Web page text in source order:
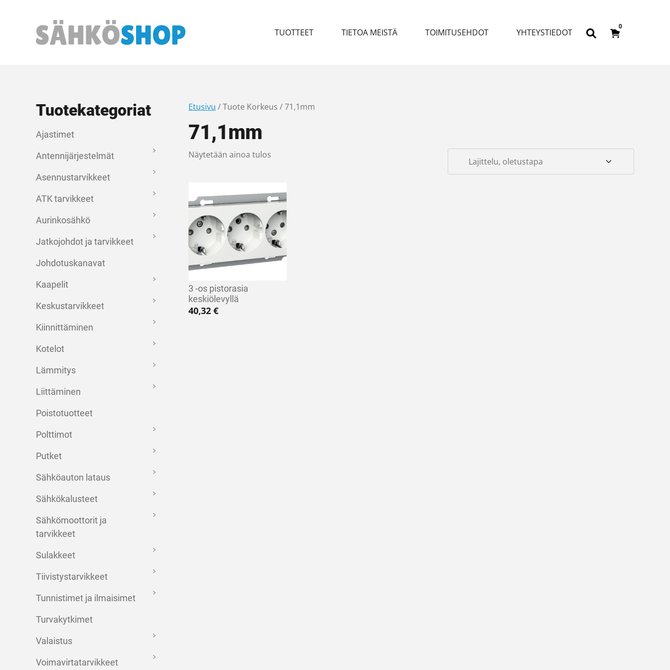
Päävalikko TUOTTEET TIETOA MEISTÄ TOIMITUSEHDOT YHTEYSTIEDOT
0
Tuotekategoriat
Ajastimet
Antennijärjestelmät
Asennustarvikkeet
ATK tarvikkeet
Aurinkosähkö
Jatkojohdot ja tarvikkeet
Johdotuskanavat
Kaapelit
Keskustarvikkeet
Kiinnittäminen
Kotelot
Lämmitys
Liittäminen
Poistotuotteet
Polttimot
Putket
Sähköauton lataus
Sähkökalusteet
Sähkömoottorit ja
tarvikkeet
Sulakkeet
Tiivistystarvikkeet
Tunnistimet ja ilmaisimet
Turvakytkimet
Valaistus
Voimavirtatarvikkeet
Etusivu / Tuote Korkeus / 71,1mm
71,1mm
Näytetään ainoa tulos
3 -os pistorasia
keskiölevyllä
40,32 €